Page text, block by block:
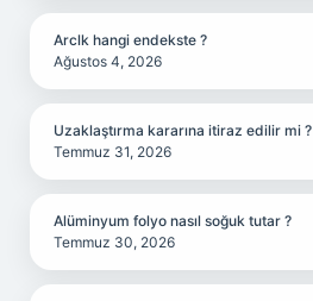
Arclk hangi endekste ?
Ağustos 4, 2026
Uzaklaştırma kararına itiraz edilir mi ?
Temmuz 31, 2026
Alüminyum folyo nasıl soğuk tutar ?
Temmuz 30, 2026